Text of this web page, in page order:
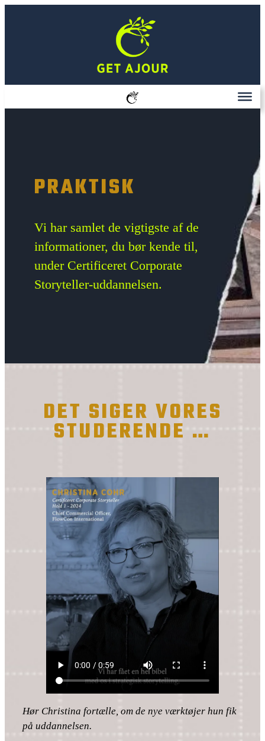
PRAKTISK
Vi har samlet de vigtigste af de
informationer, du bør kende til,
under Certificeret Corporate
Storyteller-uddannelsen.
DET SIGER VORES
STUDERENDE …
Hør Christina fortælle, om de nye værktøjer hun fik
på uddannelsen.